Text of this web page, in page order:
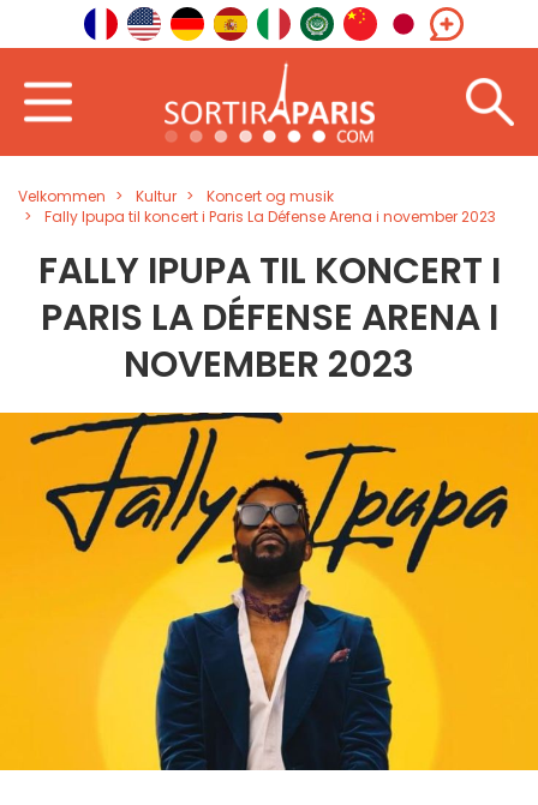
Velkommen Kultur
Koncert og musik
Fally Ipupa til koncert i Paris La Défense Arena i november 2023
FALLY IPUPA TIL KONCERT I
PARIS LA DÉFENSE ARENA I
NOVEMBER 2023